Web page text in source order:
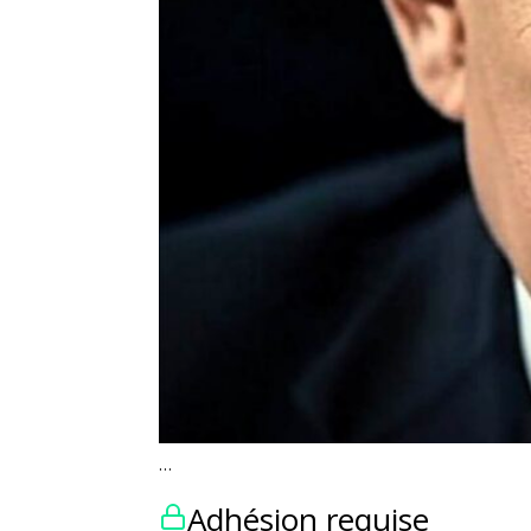
…
Adhésion requise